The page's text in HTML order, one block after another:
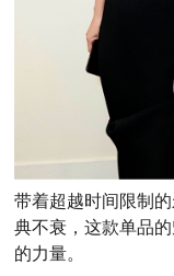
带着超越时间限制
典不衰，这款单品
的力量。